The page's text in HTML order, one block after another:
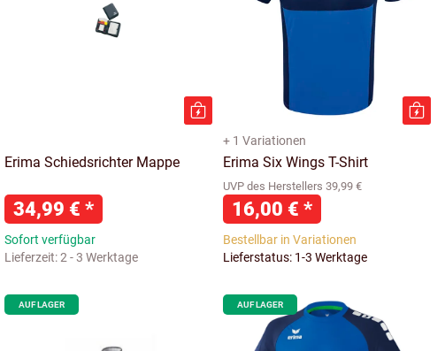
Erima Schiedsrichter Mappe
34,99 € *
Sofort verfügbar
Lieferzeit:2 - 3 Werktage
+ 1 Variationen
Erima Six Wings T-Shirt
UVP des Herstellers 39,99 €
16,00 € *
Bestellbar in Variationen
Lieferstatus: 1-3 Werktage
AUF LAGER AUF LAGER